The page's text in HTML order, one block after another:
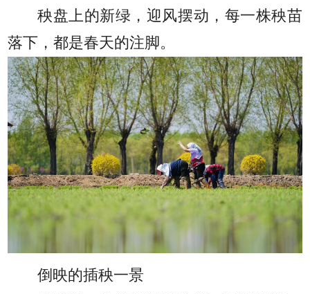
秧盘上的新绿，迎风摆动，每一株秧苗
落下，都是春天的注脚。
倒映的插秧一景